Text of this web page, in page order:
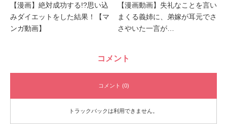
【漫画】絶対成功する!?思い込
みダイエットをした結果！【マ
ンガ動画】
【漫画動画】失礼なことを言い
まくる義姉に、弟嫁が耳元でさ
さやいた一言が…
コメント
コメント (0)
トラックバックは利用できません。